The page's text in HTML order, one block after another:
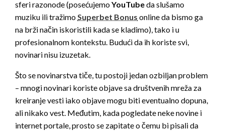
sferi razonode (posećujemoYouTubeda slušamo
muziku ili tražimo Superbet Bonus online da bismo ga
na brži način iskoristili kada se kladimo), tako i u
profesionalnom kontekstu. Budući da ih koriste svi,
novinari nisu izuzetak.
Što se novinarstva tiče, tu postoji jedan ozbiljan problem
– mnogi novinari koriste objave sa društvenih mreža za
kreiranje vesti iako objave mogu biti eventualno dopuna,
ali nikako vest. Međutim, kada pogledate neke novine i
internet portale, prosto se zapitate o čemu bi pisali da